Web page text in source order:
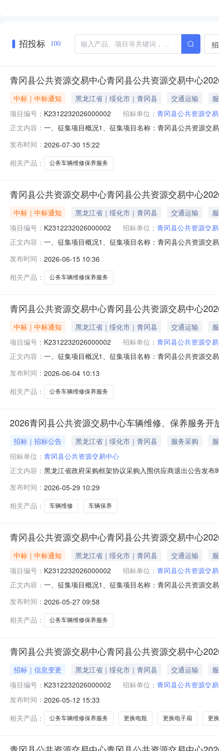
招投标 100
青冈县公共资源交易中心青冈县公共资源交易中心
中标｜中标通知 黑龙江省｜绥化市｜青冈县 交通运输
项目编号： K2312232026000002 招标单位： 青冈县公共资源交
正文内容： 一、征集项目概况1、征集项目名称：青冈县公共资源交
和《党政机关厉行节约反对浪费条例》的相关要求，根
的有关规定，现开展2026-2027年度
发布时间： 2026-07-30 15:22
相关产品：
公务车辆维修保养服务
青冈县公共资源交易中心青冈县公共资源交易中心
中标｜中标通知 黑龙江省｜绥化市｜青冈县 交通运输
项目编号： K2312232026000002 招标单位： 青冈县公共资源交
正文内容： 一、征集项目概况1、征集项目名称：青冈县公共资源交
和《党政机关厉行节约反对浪费条例》的相关要求，根
的有关规定，现开展2026-2027年度
发布时间： 2026-06-15 10:36
相关产品：
公务车辆维修保养服务
青冈县公共资源交易中心青冈县公共资源交易中心
中标｜中标通知 黑龙江省｜绥化市｜青冈县 交通运输
项目编号： K2312232026000002 招标单位： 青冈县公共资源交
正文内容： 一、征集项目概况1、征集项目名称：青冈县公共资源交
和《党政机关厉行节约反对浪费条例》的相关要求，根
的有关规定，现开展2026-2027年度
发布时间： 2026-06-04 10:13
相关产品：
公务车辆维修保养服务
2026青冈县公共资源交易中心车辆维修、保养服务开
招标｜招标公告 黑龙江省｜绥化市｜青冈县 服务采购
招标单位： 青冈县公共资源交易中心
正文内容： 黑龙江省政府采购框架协议采购入围供应商退出公告发
发布时间： 2026-05-29 10:29
相关产品：
车辆维修 车辆保养
青冈县公共资源交易中心青冈县公共资源交易中心
中标｜中标通知 黑龙江省｜绥化市｜青冈县 交通运输
项目编号： K2312232026000002 招标单位： 青冈县公共资源交
正文内容： 一、征集项目概况1、征集项目名称：青冈县公共资源交
和《党政机关厉行节约反对浪费条例》的相关要求，根
的有关规定，现开展2026-2027年度
发布时间： 2026-05-27 09:58
相关产品：
公务车辆维修保养服务
青冈县公共资源交易中心青冈县公共资源交易中心
招标｜信息变更 黑龙江省｜绥化市｜青冈县 交通运输
项目编号： K2312232026000002 招标单位： 青冈县公共资源交
发布时间： 2026-05-12 15:33
相关产品：
公务车辆维修保养服务 更换电瓶 更换电子扇 更